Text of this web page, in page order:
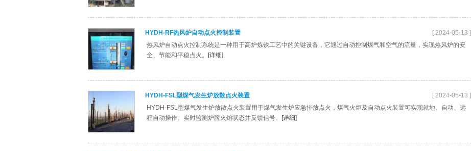
HYDH-RF热风炉自动点火控制装置
[ 2024-05-13 ]
热风炉自动点火控制系统是一种用于高炉炼铁工艺中的关键设备，它通过自动控制煤气和空气的流量，实现热风炉的安
全、节能和平稳点火。
[详细]
HYDH-FSL型煤气发生炉放散点火装置
[ 2024-05-13 ]
HYDH-FSL型煤气发生炉放散点火装置用于煤气发生炉应急排放点火，煤气火炬及自动点火装置可实现就地、自动、远
程自动操作。实时监测炉膛火焰状态并反馈信号。
[详细]